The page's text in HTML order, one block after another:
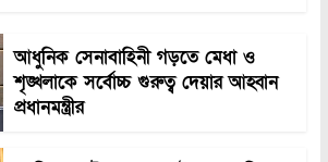
আধুনিক সেনাবাহিনী গড়তে মেধা ও
শৃঙ্খলাকে সর্বোচ্চ গুরুত্ব দেয়ার আহ্বান
প্রধানমন্ত্রীর